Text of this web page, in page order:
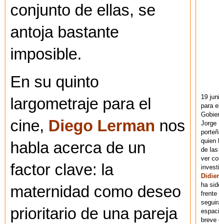
conjunto de ellas, se
antoja bastante
imposible.
En su quinto
largometraje para el
cine, Diego Lerman nos
habla acerca de un
factor clave: la
maternidad como deseo
prioritario de una pareja
19
para
Jorge
quien
de
ver
Didier
ha
frente
breve